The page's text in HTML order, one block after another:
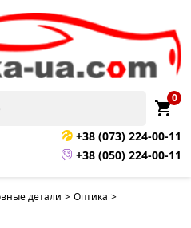
shopping_cart
0
+38 (073) 224-00-11
+38 (050) 224-00-11
детали > Оптика >